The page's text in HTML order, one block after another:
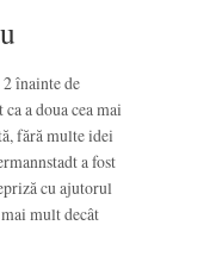
înainte de
ca a doua cea mai
fără multe idei
a fost
cu ajutorul
mult decât